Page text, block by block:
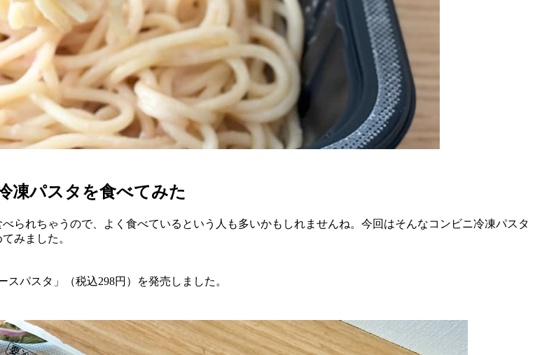
凍パスタを食べてみた
られちゃうので、よく食べているという人も多いかもしれませんね。今回はそんなコンビニ冷凍パスタ
みました。
パスタ」（税込298円）を発売しました。